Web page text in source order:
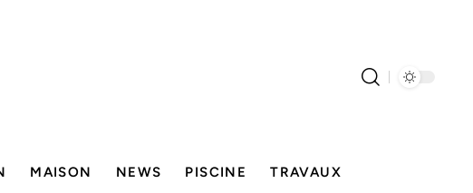
MAISON NEWS PISCINE TRAVAUX